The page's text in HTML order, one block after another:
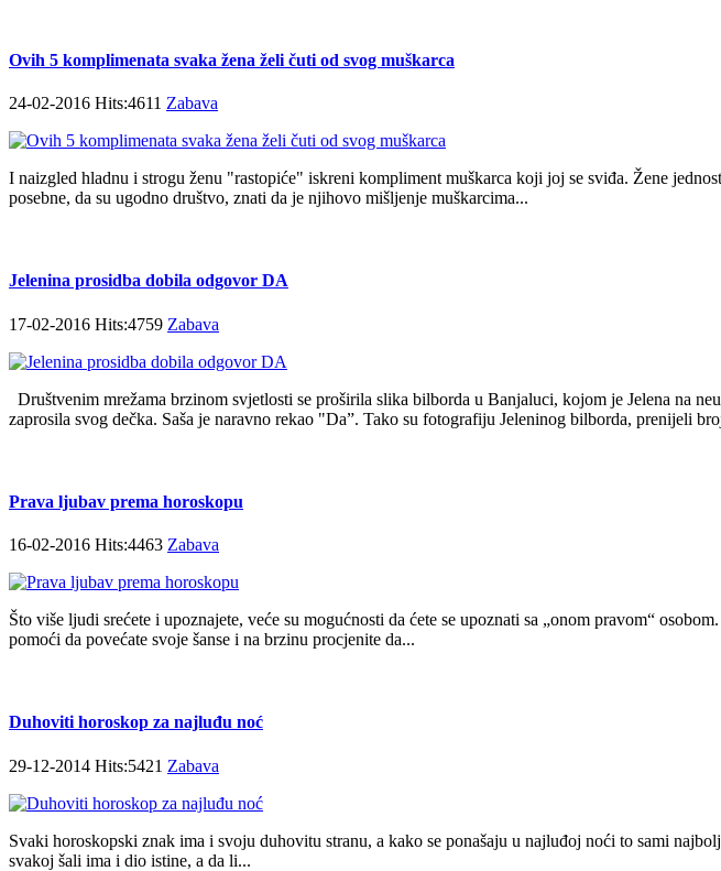
Ovih 5 komplimenata svaka žena želi čuti od svog muškarca
24-02-2016 Hits:4611 Zabava
I naizgled hladnu i strogu ženu "rastopiće" iskreni kompliment muškarca koji joj se sviđa. Žene
posebne, da su ugodno društvo, znati da je njihovo mišljenje muškarcima...
Jelenina prosidba dobila odgovor DA
17-02-2016 Hits:4759 Zabava
Društvenim mrežama brzinom svjetlosti se proširila slika bilborda u Banjaluci, kojom je Jelena na
zaprosila svog dečka. Saša je naravno rekao "Da”. Tako su fotografiju Jeleninog bilborda, prenijeli
Prava ljubav prema horoskopu
16-02-2016 Hits:4463 Zabava
Što više ljudi srećete i upoznajete, veće su mogućnosti da ćete se upoznati sa „onom pravom“
pomoći da povećate svoje šanse i na brzinu procjenite da...
Duhoviti horoskop za najluđu noć
29-12-2014 Hits:5421 Zabava
Svaki horoskopski znak ima i svoju duhovitu stranu, a kako se ponašaju u najluđoj noći to sami
svakoj šali ima i dio istine, a da li...